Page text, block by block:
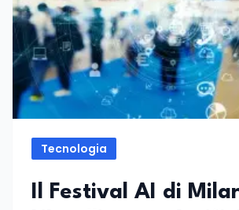
Tecnologia
Il Festival AI di